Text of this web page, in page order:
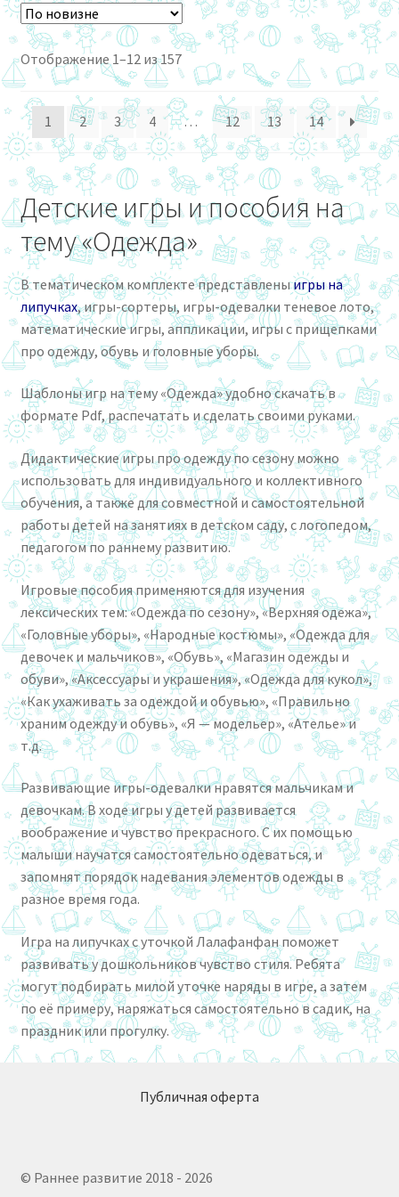
Отображение 1–12 из 157Сортировка:
самые
недавние
1
2 3 4 … 12 13 14
Детские игры и пособия на
тему «Одежда»
В тематическом комплекте представленыигры на
липучках, игры-сортеры, игры-одевалки теневое лото,
математические игры, аппликации, игры с прищепками
про одежду, обувь и головные уборы.
Шаблоны игр на тему «Одежда» удобно скачать в
формате Pdf, распечатать и сделать своими руками.
Дидактические игры про одежду по сезону можно
использовать для индивидуального и коллективного
обучения, а также для совместной и самостоятельной
работы детей на занятиях в детском саду, с логопедом,
педагогом по раннему развитию.
Игровые пособия применяются для изучения
лексических тем: «Одежда по сезону», «Верхняя одежа»,
«Головные уборы», «Народные костюмы», «Одежда для
девочек и мальчиков», «Обувь», «Магазин одежды и
обуви», «Аксессуары и украшения», «Одежда для кукол»,
«Как ухаживать за одеждой и обувью», «Правильно
храним одежду и обувь», «Я — модельер», «Ателье» и
т.д.
Развивающие игры-одевалки нравятся мальчикам и
девочкам. В ходе игры у детей развивается
воображение и чувство прекрасного. С их помощью
малыши научатся самостоятельно одеваться, и
запомнят порядок надевания элементов одежды в
разное время года.
Игра на липучках с уточкой Лалафанфан поможет
развивать у дошкольников чувство стиля. Ребята
могут подбирать милой уточке наряды в игре, а затем
по её примеру, наряжаться самостоятельно в садик, на
праздник или прогулку.
Публичная оферта
© Раннее развитие 2018 - 2026